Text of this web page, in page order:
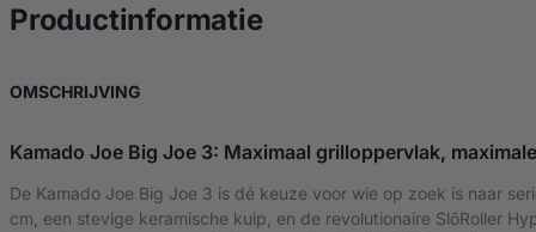
Productinformatieover Kamado Joe
OMSCHRIJVING
Kamado Joe Big Joe 3: Maximaal grilloppervlak,
De Kamado Joe Big Joe 3 is dé keuze voor wie op zoek is naar
cm, een stevige keramische kuip, en de revolutionaire SlōRoller